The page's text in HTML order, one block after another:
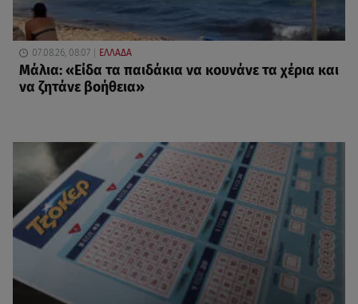
07.08.26, 08:07 ΕΛΛΑΔΑ
Μάλια: «Είδα τα παιδάκια να κουνάνε τα χέρια και
να ζητάνε βοήθεια»